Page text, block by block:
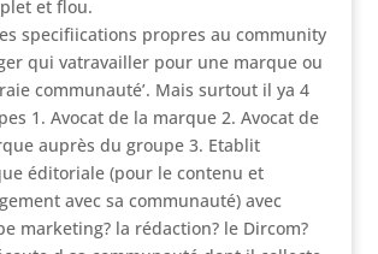
et flou.
specifiications propres au community
qui vatravailler pour une marque ou
communauté’. Mais surtout il ya 4
1. Avocat de la marque 2. Avocat de
auprès du groupe 3. Etablit
éditoriale (pour le contenu et
avec sa communauté) avec
marketing? la rédaction? le Dircom?